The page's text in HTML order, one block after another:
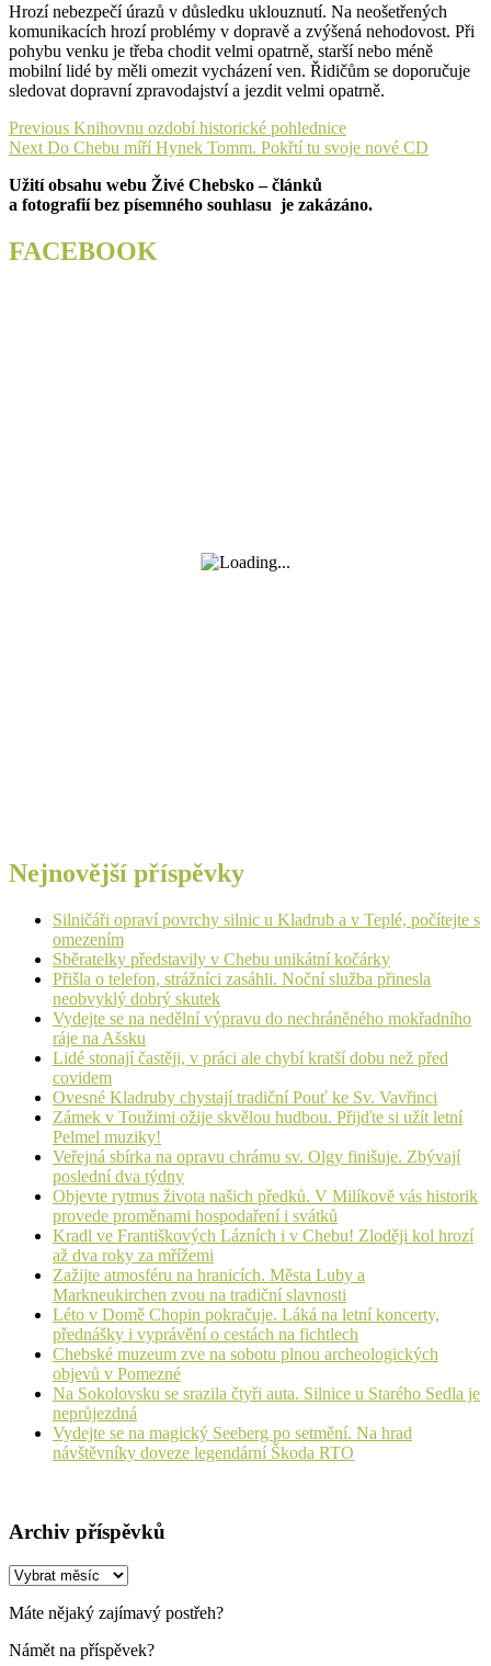
Hrozí nebezpečí úrazů v důsledku uklouznutí. Na neošetřených
komunikacích hrozí problémy v dopravě a zvýšená nehodovost. Při
pohybu venku je třeba chodit velmi opatrně, starší nebo méně
mobilní lidé by měli omezit vycházení ven. Řidičům se doporučuje
sledovat dopravní zpravodajství a jezdit velmi opatrně.
Navigace
pro
příspěvek
Previous Previous
post:
Knihovnu ozdobí historické pohlednice
Next Next
Do Chebu míří Hynek Tomm. Pokřtí tu svoje nové CD
Užití obsahu webu Živé Chebsko – článků
a fotografií bez písemného souhlasu je zakázáno.
FACEBOOK
Nejnovější příspěvky
Silničáři opraví povrchy silnic u Kladrub a v Teplé, počítejte s
omezením
Sběratelky představily v Chebu unikátní kočárky
Přišla o telefon, strážníci zasáhli. Noční služba přinesla
neobvyklý dobrý skutek
Vydejte se na nedělní výpravu do nechráněného mokřadního
ráje na Ašsku
Lidé stonají častěji, v práci ale chybí kratší dobu než před
covidem
Ovesné Kladruby chystají tradiční Pouť ke Sv. Vavřinci
Zámek v Toužimi ožije skvělou hudbou. Přijďte si užít letní
Pelmel muziky!
Veřejná sbírka na opravu chrámu sv. Olgy finišuje. Zbývají
poslední dva týdny
Objevte rytmus života našich předků. V Milíkově vás historik
provede proměnami hospodaření i svátků
Kradl ve Františkových Lázních i v Chebu! Zloději kol hrozí
až dva roky za mřížemi
Zažijte atmosféru na hranicích. Města Luby a
Markneukirchen zvou na tradiční slavnosti
Léto v Domě Chopin pokračuje. Láká na letní koncerty,
přednášky i vyprávění o cestách na fichtlech
Chebské muzeum zve na sobotu plnou archeologických
objevů v Pomezné
Na Sokolovsku se srazila čtyři auta. Silnice u Starého Sedla je
neprůjezdná
Vydejte se na magický Seeberg po setmění. Na hrad
návštěvníky doveze legendární Škoda RTO
Archiv příspěvků
Archiv
Máte nějaký zajímavý postřeh?
Námět na příspěvek?